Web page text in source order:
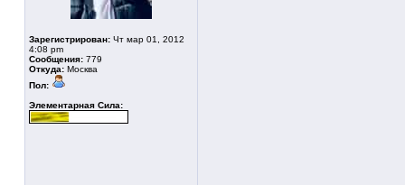
Зарегистрирован: Чт мар 01, 2012
4:08 pm
Сообщения: 779
Откуда: Москва
Пол:
Элементарная Сила: